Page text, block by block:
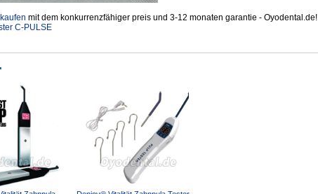
mit dem konkurrenzfähiger preis und 3-12 monaten garantie - Oyodental.de!
C-PULSE